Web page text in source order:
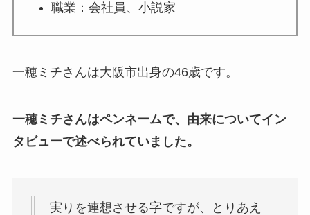
職業：会社員、小説家
一穂ミチさんは大阪市出身の46歳です。
一穂ミチさんはペンネームで、由来についてイン
タビューで述べられていました。
実りを連想させる字ですが、とりあえ